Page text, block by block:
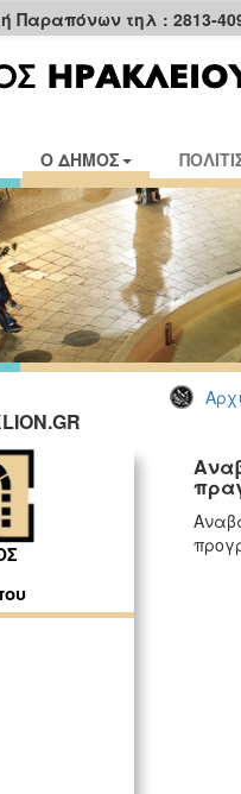
Παραπόνων τηλ : 2813-
Ο ΔΗΜΟΣ